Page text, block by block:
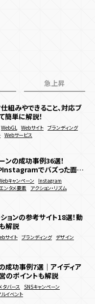
ョン IP活用
エンタメ要素
キャンペーン
ユーザー参加型
・占い・シナリオ
AI機能
機能
マスブランド
サイネージ SNS
Javascript react
ービス・ブランドサイト
ンサイト
作
急上昇
組みやできること、対応ブ
簡単に解説！
WebGL Webサイト ブランディング
Webサービス
ンの成功事例36選！
でバズった面白
キャンペーン
Instagram
ンタメ要素 アクション・リズム
ョンの参考サイト18選！動
解説
サイト ブランディング デザイン
成功事例7選｜アイディア
のポイントも解説
タバース
SNSキャンペーン
ルイベント
ンの成功事例36選！
でバズった面白
Webキャンペーン Instagram
ンタメ要素 アクション・リズム
組みやできること、対応ブ
簡単に解説！
WebGL Webサイト ブランディング
Webサービス
ョンの参考サイト18選！動
解説
サイト ブランディング デザイン
アニメーションを導入した
リットを徹底解説
WebGL
Webサイト
ビス・ブランドサイト
業種別に徹底解説！国内・
を網羅
Instagram ブランディング
アニメーションを導入した
ットを徹底解説
WebGL Webサイト
ビス・ブランドサイト メーカー
サイトの作り方は？メリッ
解説
サイト ブランディング 販売促進
事例20選を紹介！メリット
説！
ー 認知拡大 販売促進
投票・ランキング